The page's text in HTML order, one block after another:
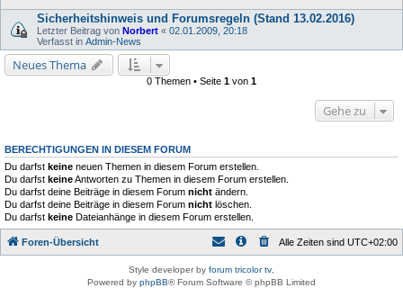
Sicherheitshinweis und Forumsregeln (Stand 13.02.2016)
Letzter Beitrag von Norbert « 02.01.2009, 20:18
Verfasst in Admin-News
Neues Thema
0 Themen • Seite 1 von 1
Gehe zu
BERECHTIGUNGEN IN DIESEM FORUM
Du darfst keine neuen Themen in diesem Forum erstellen.
Du darfst keineAntworten zu Themen in diesem Forum erstellen.
Du darfst deine Beiträge in diesem Forum nicht ändern.
Du darfst deine Beiträge in diesem Forum nicht löschen.
Du darfst keine Dateianhänge in diesem Forum erstellen.
Foren-Übersicht Alle Zeiten sind UTC+02:00
Style developer by forum tricolor tv
Powered by phpBB® Forum Software © phpBB Limited